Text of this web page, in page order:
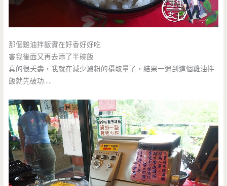
那個雞油拌飯實在好香好好吃
害我後面又再去添了半碗飯
真的很夭壽，我就在減少澱粉的攝取量了，結果一遇到這個雞油拌
飯就先破功…..